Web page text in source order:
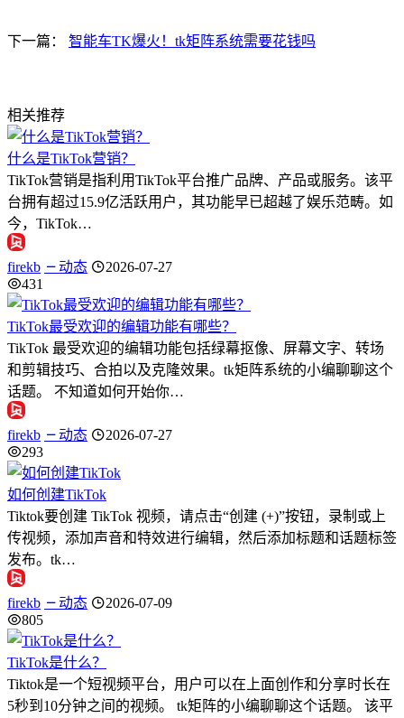
下一篇： 智能车TK爆火！tk矩阵系统需要花钱吗
相关推荐
什么是TikTok营销？
TikTok营销是指利用TikTok平台推广品牌、产品或服务。该平
台拥有超过15.9亿活跃用户，其功能早已超越了娱乐范畴。如
今，TikTok…
firekb 动态
2026-07-27
431
TikTok最受欢迎的编辑功能有哪些？
TikTok 最受欢迎的编辑功能包括绿幕抠像、屏幕文字、转场
和剪辑技巧、合拍以及克隆效果。tk矩阵系统的小编聊聊这个
话题。 不知道如何开始你…
firekb 动态
2026-07-27
293
如何创建TikTok
Tiktok要创建 TikTok 视频，请点击“创建 (+)”按钮，录制或上
传视频，添加声音和特效进行编辑，然后添加标题和话题标签
发布。tk…
firekb 动态
2026-07-09
805
TikTok是什么？
Tiktok是一个短视频平台，用户可以在上面创作和分享时长在
5秒到10分钟之间的视频。 tk矩阵的小编聊聊这个话题。 该平